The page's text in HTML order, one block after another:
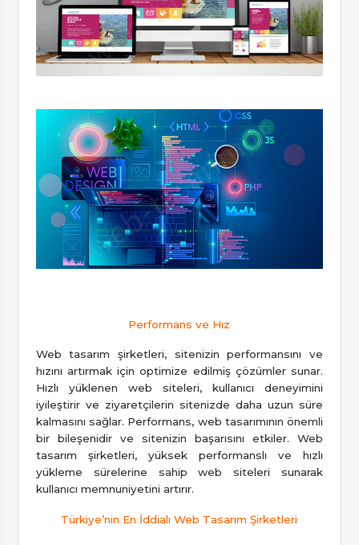
Performans ve Hız
Web tasarım şirketleri, sitenizin performansını ve
hızını artırmak için optimize edilmiş çözümler sunar.
Hızlı yüklenen web siteleri, kullanıcı deneyimini
iyileştirir ve ziyaretçilerin sitenizde daha uzun süre
kalmasını sağlar. Performans, web tasarımının önemli
bir bileşenidir ve sitenizin başarısını etkiler. Web
tasarım şirketleri, yüksek performanslı ve hızlı
yükleme sürelerine sahip web siteleri sunarak
kullanıcı memnuniyetini artırır.
Türkiye’nin En İddialı Web Tasarım Şirketleri